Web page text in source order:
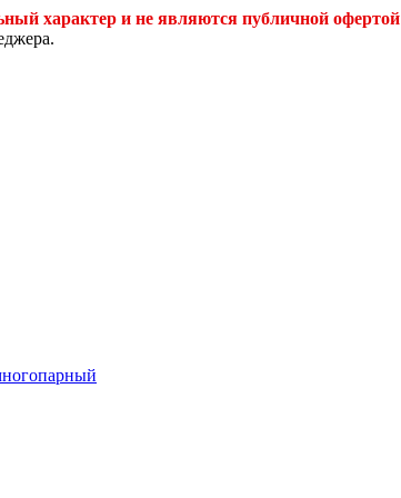
характер и не являются публичной офертой